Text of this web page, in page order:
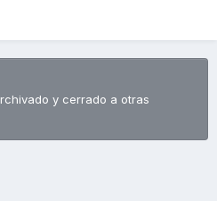
y cerrado a otras